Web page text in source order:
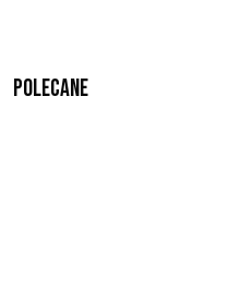
Polecane